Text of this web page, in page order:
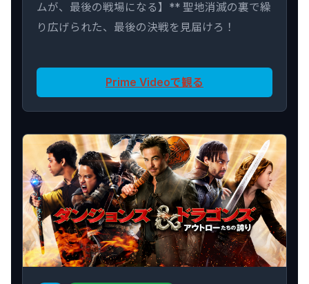
ムが、最後の戦場になる】** 聖地消滅の裏で繰
り広げられた、最後の決戦を見届けろ！
Prime Videoで観る